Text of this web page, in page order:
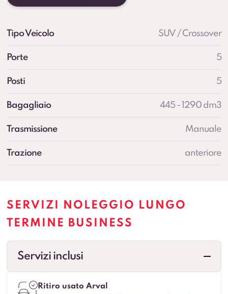
Tipo Veicolo SUV / Crossover
Porte 5
Posti 5
Bagagliaio 445 - 1290 dm3
Trasmissione Manuale
Trazione anteriore
SERVIZI NOLEGGIO LUNGO
TERMINE BUSINESS
Servizi inclusi
Ritiro usato Arval